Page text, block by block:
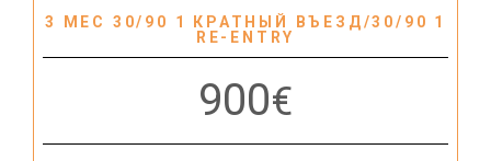
3 МЕС 30/90 1 КРАТНЫЙ ВЪЕЗД/30/90 1
RE-ENTRY
900€